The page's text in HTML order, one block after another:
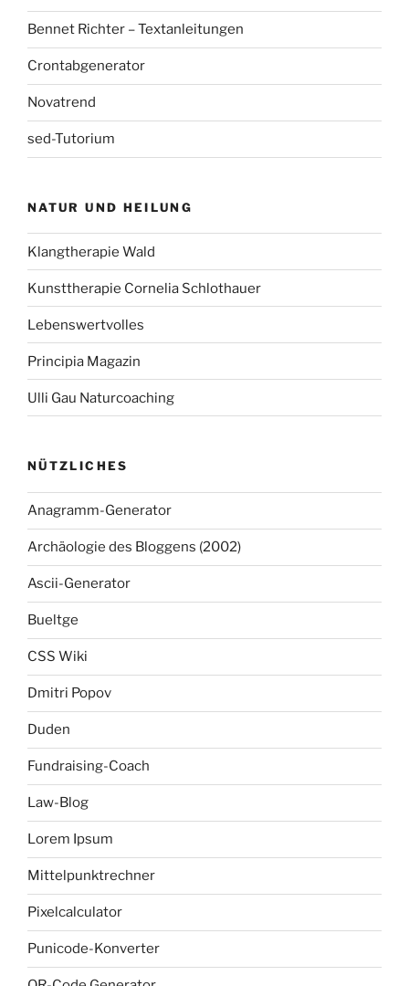
Bennet Richter – Textanleitungen
Crontabgenerator
Novatrend
sed-Tutorium
NATUR UND HEILUNG
Klangtherapie Wald
Kunsttherapie Cornelia Schlothauer
Lebenswertvolles
Principia Magazin
Ulli Gau Naturcoaching
NÜTZLICHES
Anagramm-Generator
Archäologie des Bloggens (2002)
Ascii-Generator
Bueltge
CSS Wiki
Dmitri Popov
Duden
Fundraising-Coach
Law-Blog
Lorem Ipsum
Mittelpunktrechner
Pixelcalculator
Punicode-Konverter